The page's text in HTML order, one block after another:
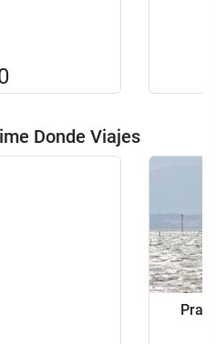
Donde Viajes